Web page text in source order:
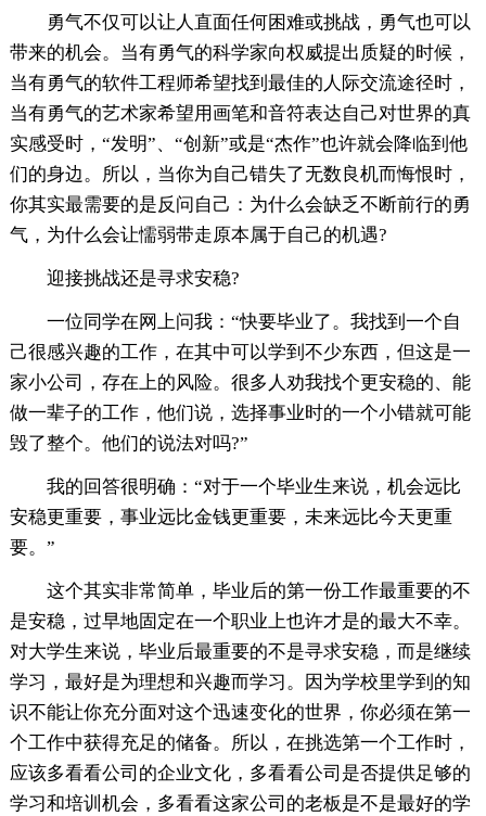
勇气不仅可以让人直面任何困难或挑战，勇气也可以
带来的机会。当有勇气的科学家向权威提出质疑的时候，
当有勇气的软件工程师希望找到最佳的人际交流途径时，
当有勇气的艺术家希望用画笔和音符表达自己对世界的真
实感受时，“发明”、“创新”或是“杰作”也许就会降临到他
们的身边。所以，当你为自己错失了无数良机而悔恨时，
你其实最需要的是反问自己：为什么会缺乏不断前行的勇
气，为什么会让懦弱带走原本属于自己的机遇?
迎接挑战还是寻求安稳?
一位同学在网上问我：“快要毕业了。我找到一个自
己很感兴趣的工作，在其中可以学到不少东西，但这是一
家小公司，存在上的风险。很多人劝我找个更安稳的、能
做一辈子的工作，他们说，选择事业时的一个小错就可能
毁了整个。他们的说法对吗?”
我的回答很明确：“对于一个毕业生来说，机会远比
安稳更重要，事业远比金钱更重要，未来远比今天更重
要。”
这个其实非常简单，毕业后的第一份工作最重要的不
是安稳，过早地固定在一个职业上也许才是的最大不幸。
对大学生来说，毕业后最重要的不是寻求安稳，而是继续
学习，最好是为理想和兴趣而学习。因为学校里学到的知
识不能让你充分面对这个迅速变化的世界，你必须在第一
个工作中获得充足的储备。所以，在挑选第一个工作时，
应该多看看公司的企业文化，多看看公司是否提供足够的
学习和培训机会，多看看这家公司的老板是不是最好的学